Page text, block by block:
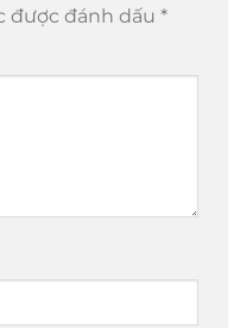
được đánh dấu *